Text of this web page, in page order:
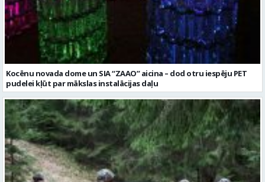
Kocēnu novada dome un SIA “ZAAO” aicina – dod otru iespēju PET
pudelei kļūt par mākslas instalācijas daļu